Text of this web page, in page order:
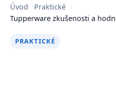
Úvod ›Praktické ›
Tupperware zkušenosti a
PRAKTICKÉ